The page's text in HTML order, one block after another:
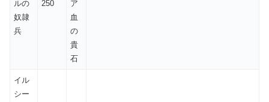
ルの
奴隷
兵
250
ア
血
の
貴
石
イル
シー